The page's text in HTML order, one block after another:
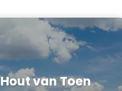
Hout van Toen